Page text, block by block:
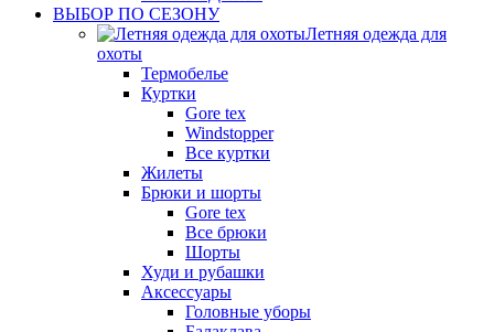
ВЫБОР ПО СЕЗОНУ
Летняя одежда для
охоты
Термобелье
Куртки
Gore tex
Windstopper
Все куртки
Жилеты
Брюки и шорты
Gore tex
Все брюки
Шорты
Худи и рубашки
Аксессуары
Головные уборы